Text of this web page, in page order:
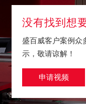
没有找到想
盛百威客户案例众
示，敬请谅解！
申请视频